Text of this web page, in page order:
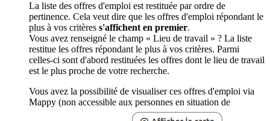
La liste des offres d'emploi est restituée par ordre de
pertinence. Cela veut dire que les offres d'emploi répondant le
plus à vos critères s'affichent en premier.
Vous avez renseigné le champ « Lieu de travail » ? La liste
restitue les offres répondant le plus à vos critères. Parmi
celles-ci sont d'abord restituées les offres dont le lieu de travail
est le plus proche de votre recherche.
Vous avez la possibilité de visualiser ces offres d'emploi via
Mappy (non accessible aux personnes en situation de